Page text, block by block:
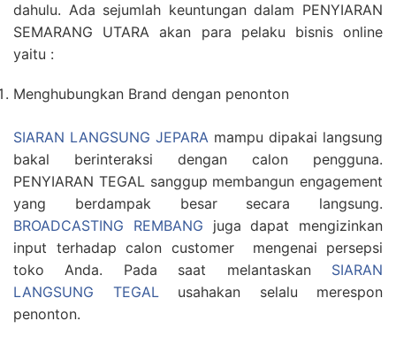
dahulu. Ada sejumlah keuntungan dalam PENYIARAN
SEMARANG UTARA akan para pelaku bisnis online
yaitu :
Menghubungkan Brand dengan penonton
SIARAN LANGSUNG JEPARA mampu dipakai langsung
bakal berinteraksi dengan calon pengguna.
PENYIARAN TEGAL sanggup membangun engagement
yang berdampak besar secara langsung.
BROADCASTING REMBANG juga dapat mengizinkan
input terhadap calon customer mengenai persepsi
toko Anda. Pada saat melantaskan SIARAN
LANGSUNG TEGALusahakan selalu merespon
penonton.